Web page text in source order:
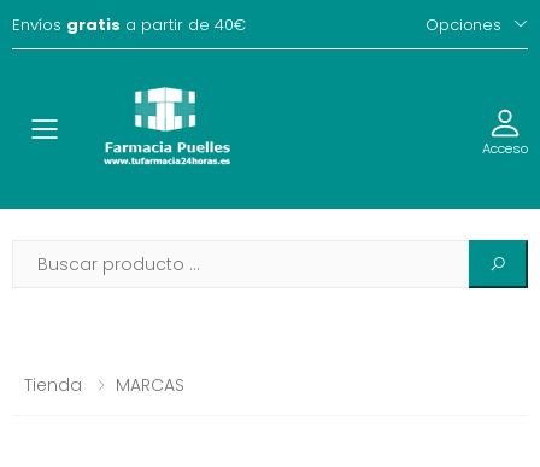
Envíos gratis a partir de 40€ Opciones
Toggle Acceso
Tienda MARCAS